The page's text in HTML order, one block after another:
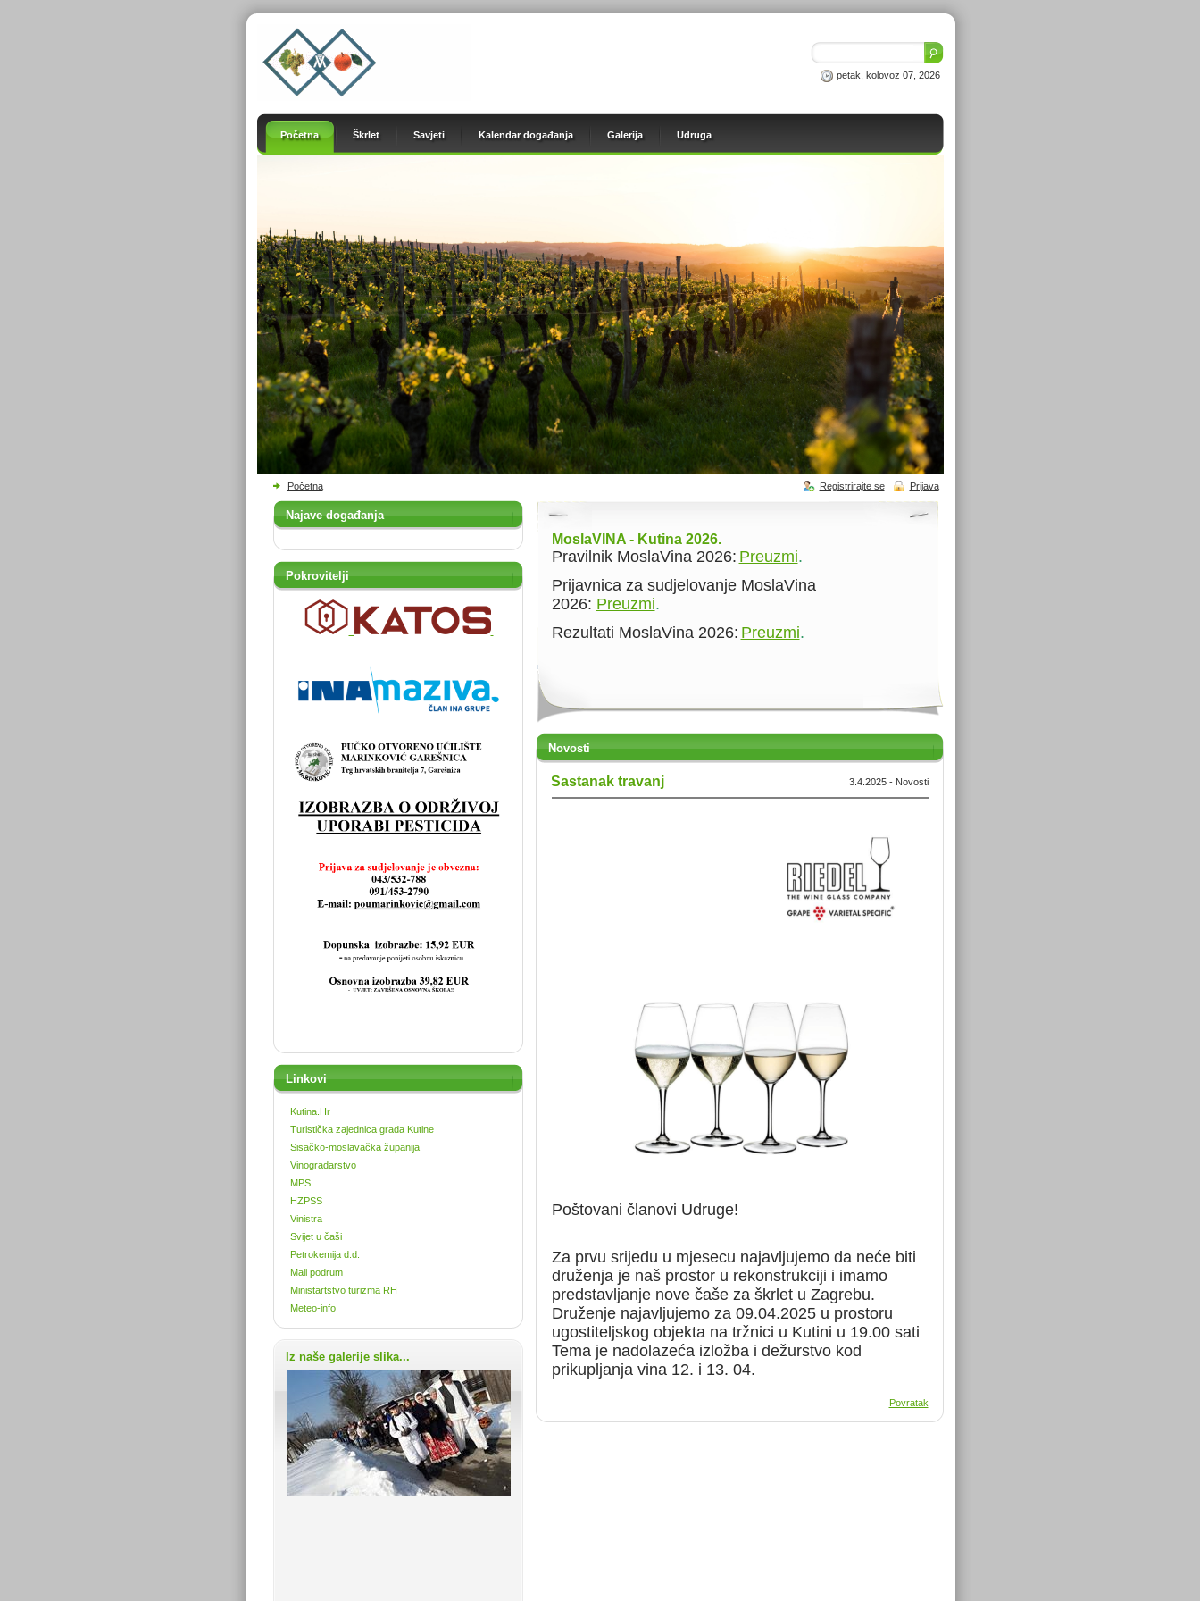
petak, kolovoz 07, 2026
Početna Škrlet Savjeti Kalendar događanja Galerija Udruga
Početna Prijava
Registrirajte se
Najave događanja
Pokrovitelji
Linkovi
Kutina.Hr
Turistička zajednica grada Kutine
Sisačko-moslavačka županija
Vinogradarstvo
MPS
HZPSS
Vinistra
Svijet u čaši
Petrokemija d.d.
Mali podrum
Ministartstvo turizma RH
Meteo-info
Iz naše galerije slika...
MoslaVINA - Kutina 2026.
Pravilnik MoslaVina 2026: Preuzmi.
Prijavnica za sudjelovanje MoslaVina
2026: Preuzmi.
Rezultati MoslaVina 2026: Preuzmi.
Novosti
Sastanak travanj 3.4.2025 - Novosti
Poštovani članovi Udruge!
Za prvu srijedu u mjesecu najavljujemo da neće biti
druženja je naš prostor u rekonstrukciji i imamo
predstavljanje nove čaše za škrlet u Zagrebu.
Druženje najavljujemo za 09.04.2025 u prostoru
ugostiteljskog objekta na tržnici u Kutini u 19.00 sati
Tema je nadolazeća izložba i dežurstvo kod
prikupljanja vina 12. i 13. 04.
Povratak